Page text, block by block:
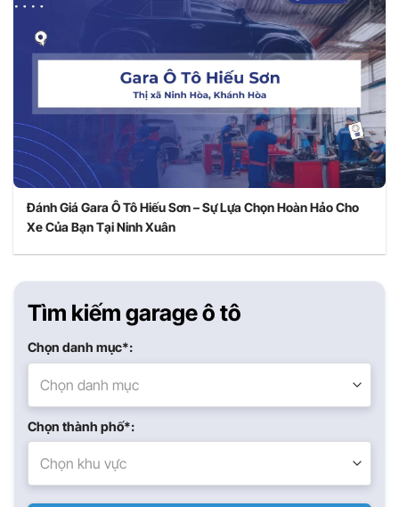
Đánh Giá Gara Ô Tô Hiếu Sơn – Sự Lựa Chọn Hoàn Hảo Cho
Xe Của Bạn Tại Ninh Xuân
Tìm kiếm garage ô tô
Chọn danh mục*:
Chọn danh mục
Chọn thành phố*:
Chọn khu vực